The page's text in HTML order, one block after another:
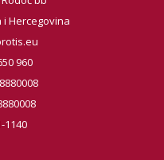
i Hercegovina
960
1140